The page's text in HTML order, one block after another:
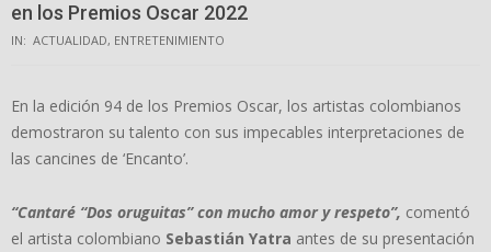
en los Premios Oscar 2022
IN: ACTUALIDAD, ENTRETENIMIENTO
En la edición 94 de los Premios Oscar, los artistas colombianos
demostraron su talento con sus impecables interpretaciones de
las cancines de ‘Encanto’.
“Cantaré “Dos oruguitas” con mucho amor y respeto”, comentó
el artista colombiano Sebastián Yatra antes de su presentación